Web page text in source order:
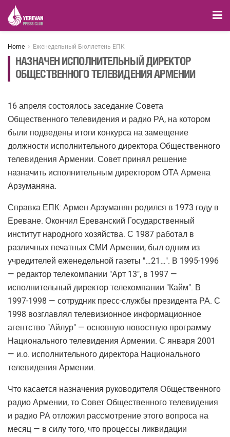
Home Еженедельный Бюллетень ЕПК
НАЗНАЧЕН ИСПОЛНИТЕЛЬНЫЙ ДИРЕКТОР
ОБЩЕСТВЕННОГО ТЕЛЕВИДЕНИЯ АРМЕНИИ
16 апреля состоялось заседание Совета
Общественного телевидения и радио РА, на котором
были подведены итоги конкурса на замещение
должности исполнительного директора Общественного
телевидения Армении. Совет принял решение
назначить исполнительным директором ОТА Армена
Арзуманяна.
Справка ЕПК: Армен Арзуманян родился в 1973 году в
Ереване. Окончил Ереванский Государственный
институт народного хозяйства. С 1987 работал в
различных печатных СМИ Армении, был одним из
учредителей еженедельной газеты "…21…". В 1995-1996
— редактор телекомпании "Арт 13", в 1997 —
исполнительный директор телекомпании "Кайм". В
1997-1998 — сотрудник пресс-службы президента РА. С
1998 возглавлял телевизионное информационное
агентство "Айлур" — основную новостную программу
Национального телевидения Армении. С января 2001
— и.о. исполнительного директора Национального
телевидения Армении.
Что касается назначения руководителя Общественного
радио Армении, то Совет Общественного телевидения
и радио РА отложил рассмотрение этого вопроса на
месяц — в силу того, что процессы ликвидации